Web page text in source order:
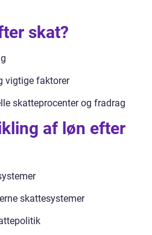
skat?
vigtige faktorer
skatteprocenter og fradrag
af løn efter
skattesystemer